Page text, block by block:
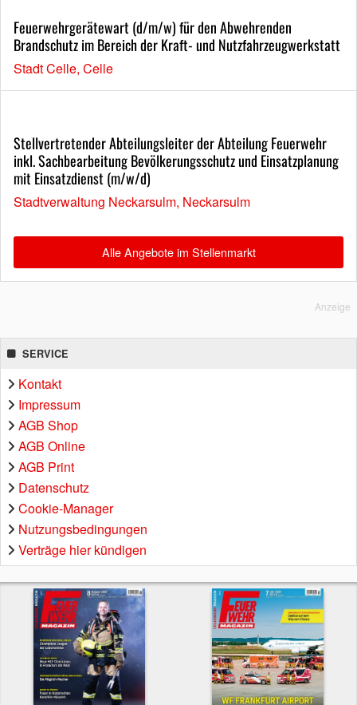
Feuerwehrgerätewart (d/m/w) für den Abwehrenden
Brandschutz im Bereich der Kraft- und Nutzfahrzeugwerkstatt
Stadt Celle, Celle
Stellvertretender Abteilungsleiter der Abteilung Feuerwehr
inkl. Sachbearbeitung Bevölkerungsschutz und Einsatzplanung
mit Einsatzdienst (m/w/d)
Stadtverwaltung Neckarsulm, Neckarsulm
Alle Angebote im Stellenmarkt
Anzeige
SERVICE
Kontakt
Impressum
AGB Shop
AGB Online
AGB Print
Datenschutz
Cookie-Manager
Nutzungsbedingungen
Verträge hier kündigen